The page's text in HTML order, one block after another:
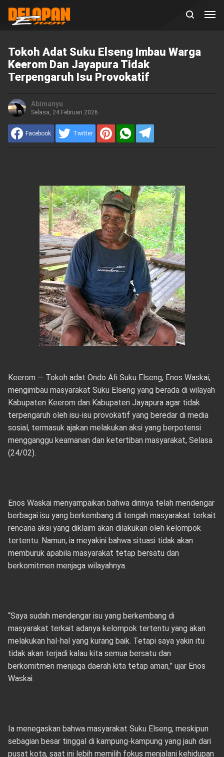
Tokoh Adat Suku Elseng Imbau Warga
Keerom Dan Jayapura Tidak
Terpengaruh Isu Provokatif
Abimanyu
Selasa, 24 Februari 2026
Facebook Twitter
Keerom — Tokoh adat Ondo Afi Suku Elseng, Enos Waskai,
mengimbau masyarakat Suku Elseng yang berada di wilayah
Kabupaten Keerom dan Kabupaten Jayapura agar tidak
terpengaruh oleh isu-isu provokatif yang beredar di media
sosial, termasuk ajakan melakukan aksi yang berpotensi
mengganggu keamanan dan ketertiban masyarakat, Selasa
(24/02).
Enos Waskai menyampaikan bahwa dirinya telah mendengar
berbagai isu yang berkembang di tengah masyarakat terkait
rencana aksi yang diklaim akan dilakukan oleh kelompok
tertentu. Namun, ia meyakini bahwa situasi tidak akan
memburuk apabila masyarakat tetap bersatu dan
berkomitmen menjaga wilayahnya.
“Saya sudah mendengar isu yang berkembang di
masyarakat terkait adanya kelompok tertentu yang akan
melakukan hal-hal yang kurang baik. Tetapi saya yakin itu
tidak akan terjadi kalau kita semua bersatu dan
berkomitmen menjaga daerah kita tetap aman,” ujar Enos
Waskai.
Ia menegaskan bahwa masyarakat Suku Elseng, meskipun
sebagian besar tinggal di kampung-kampung yang jauh dari
pusat kota, saat ini lebih memilih fokus menjalani kehidupan